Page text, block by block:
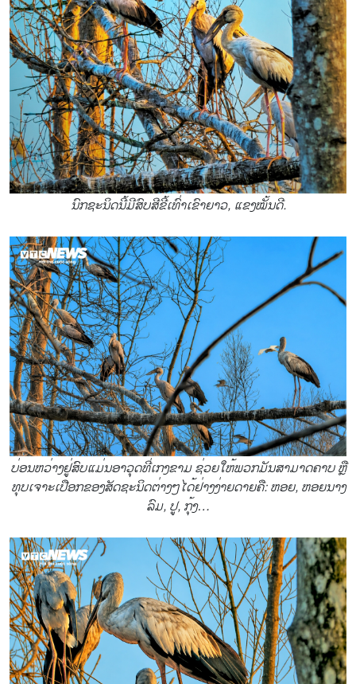
ນົກຊະນິດນີ້ມີສົບສີຂີ້ເທົ່າເຂົາຍາວ, ແຂງໝັ້ນດີ.
ບ່ອນຫວ່າງຢູ່ສົບແມ່ນອາວຸດທີ່ເກງຂາມ ຊ່ວຍໃຫ້ພວກມັນສາມາດຄາບ ຫຼື
ທຸບເຈາະເປືອກຂອງສັດຊະນິດຕ່າງໆໄດ້ຢ່າງງ່າຍດາຍຄື: ຫອຍ, ຫອຍນາງ
ລົມ, ປູ, ກຸ້ງ…